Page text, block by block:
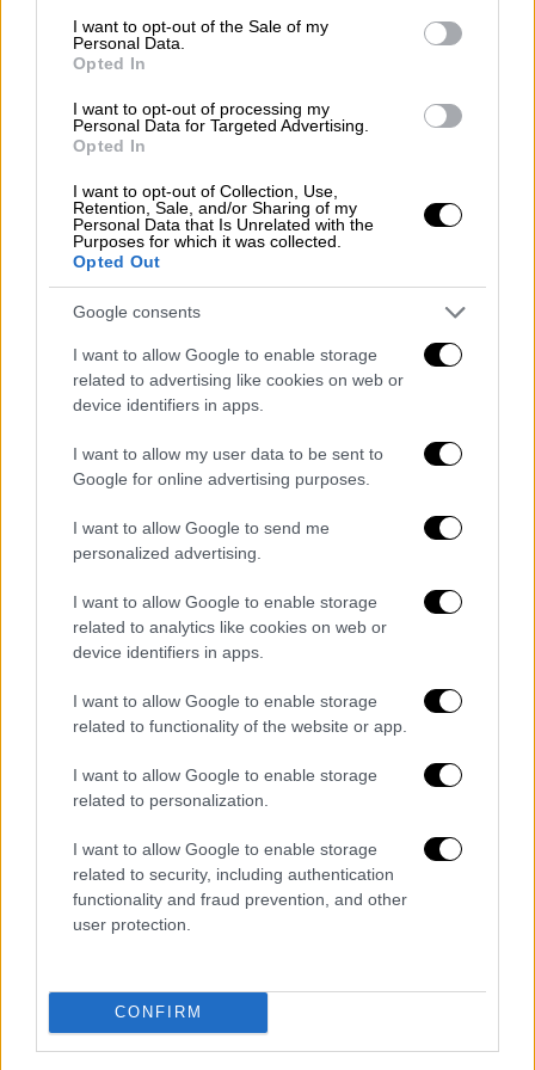
consent section.
I want to opt-out of the Sale of my
Personal Data.
Opted In
I want to opt-out of processing my
Personal Data for Targeted Advertising.
Opted In
I want to opt-out of Collection, Use,
Retention, Sale, and/or Sharing of my
Personal Data that Is Unrelated with the
Purposes for which it was collected.
Opted Out
Google consents
I want to allow Google to enable storage
related to advertising like cookies on web or
device identifiers in apps.
I want to allow my user data to be sent to
Google for online advertising purposes.
I want to allow Google to send me
personalized advertising.
I want to allow Google to enable storage
related to analytics like cookies on web or
device identifiers in apps.
I want to allow Google to enable storage
related to functionality of the website or app.
I want to allow Google to enable storage
related to personalization.
I want to allow Google to enable storage
related to security, including authentication
functionality and fraud prevention, and other
user protection.
CONFIRM
ακροατήριο.Ωστόσο η συνέχεια δεν ήταν
τόσο εύκολη όσο περίμεναν στο κυβερνών
κόμμα.
Δεν αποτελεί βέβαια μυστικό πως στο
κυβερνητικό στρατόπεδο αιφνιδιάστηκαν
από τις αντιδράσεις που υπήρξαν μετά την
ορκομωσία του κ.Δοξιάδη, καθώς φαίνεται
πως δεν είχαν ενημερωθεί για την
συγκεκριμένη υπόθεση από τον ίδιο πριν
αναλάβει καθήκοντα. Πάντως σημείωναν
πως παραιτήθηκε για λόγους ευθιξίας και
γιατί ο ίδιος έκρινε ότι δεν ήταν
«κύματα λάσπης» από την αντιπολίτευση.
Υπογράμμιζαν ακόμα πως ήταν μια
προσωπική του απόφαση, που έγινε σεβαστή
από την κυβέρνηση και τον πρωθυπουργό.
Την ίδια στιγμή για τον κύριο Τσάφο από το
κυβερνητικό στρατόπεδο παρέπεμπαν στην
δήλωση του που αναγνωρίζει το λάθος του
και έλεγαν ότι και ο ίδιος επανέλαβε πως
υπηρετεί τις πάγιες ελληνικές θέσεις για
την Κύπρο. Με τον κυβερνητικό εκπρόσωπο
Παύλο Μαρινάκη, απαντώντας χθες στο
υφυπουργό Ενέργειας, να σημειώνει πως η
κυβέρνηση καλύπτεται από τη δήλωσή του.
Πάντως η ανάρτηση του κ. Τσάφου
σημείωσε πως «η αναφορά στα κατεχόμενα
ως δήθεν ‘τουρκική δημοκρατία βορείου
Κύπρου’ είναι προσβλητική για την πατρίδα